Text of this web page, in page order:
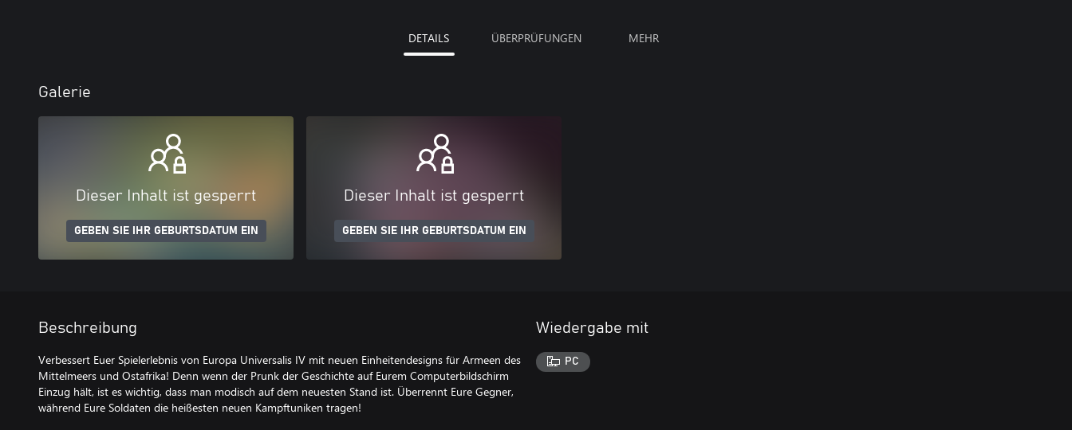
DETAILS ÜBERPRÜFUNGEN MEHR
Galerie
Dieser Inhalt ist gesperrt
GEBEN SIE IHR GEBURTSDATUM EIN
Dieser Inhalt ist gesperrt
GEBEN SIE IHR GEBURTSDATUM EIN
Beschreibung
Verbessert Euer Spielerlebnis von Europa Universalis IV mit neuen Einheitendesigns für Armeen des
Mittelmeers und Ostafrika! Denn wenn der Prunk der Geschichte auf Eurem Computerbildschirm
Einzug hält, ist es wichtig, dass man modisch auf dem neuesten Stand ist. Überrennt Eure Gegner,
während Eure Soldaten die heißesten neuen Kampftuniken tragen!
Wiedergabe mit
PC